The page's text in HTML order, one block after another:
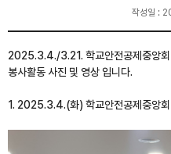
작성일 :
2025.3.4./3.21. 학교안전공제중앙회
봉사활동 사진 및 영상 입니다.
1. 2025.3.4.(화) 학교안전공제중앙회